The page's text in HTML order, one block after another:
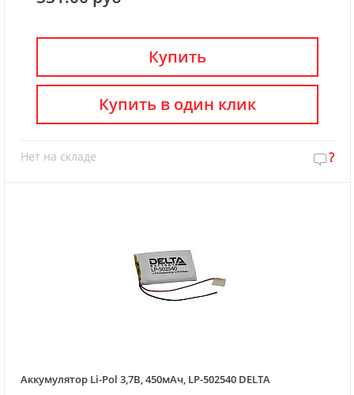
Купить
Нет на складе ?
Купить в один клик
Аккумулятор Li-Pol 3,7В, 450мАч, LP-502540 DELTA